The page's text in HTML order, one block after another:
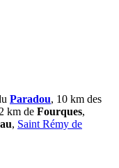
Paradou, 10 km des
km de Fourques,
, Saint Rémy de